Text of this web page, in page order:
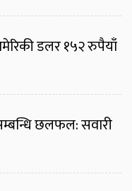
डलर १५२ रुपैयाँ
छलफल: सवारी